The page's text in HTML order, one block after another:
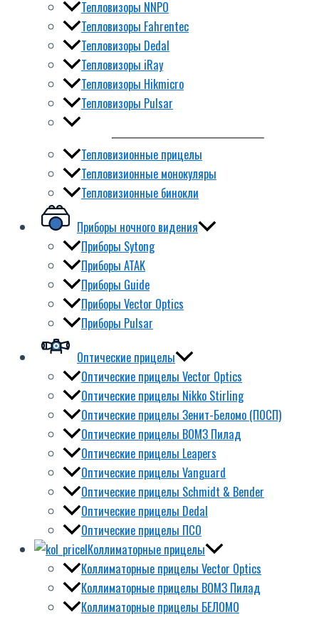
Тепловизоры NNPO
Тепловизоры Fahrentec
Тепловизоры Dedal
Тепловизоры iRay
Тепловизоры Hikmicro
Тепловизоры Pulsar
Тепловизионные прицелы
Тепловизионные монокуляры
Тепловизионные бинокли
Приборы ночного видения
Приборы Sytong
Приборы ATAK
Приборы Guide
Приборы Vector Optics
Приборы Pulsar
Оптические прицелы
Оптические прицелы Vector Optics
Оптические прицелы Nikko Stirling
Оптические прицелы Зенит-Беломо (ПОСП)
Оптические прицелы ВОМЗ Пилад
Оптические прицелы Leapers
Оптические прицелы Vanguard
Оптические прицелы Schmidt & Bender
Оптические прицелы Dedal
Оптические прицелы ПСО
Коллиматорные прицелы
Коллиматорные прицелы Vector Optics
Коллиматорные прицелы ВОМЗ Пилад
Коллиматорные прицелы БЕЛОМО